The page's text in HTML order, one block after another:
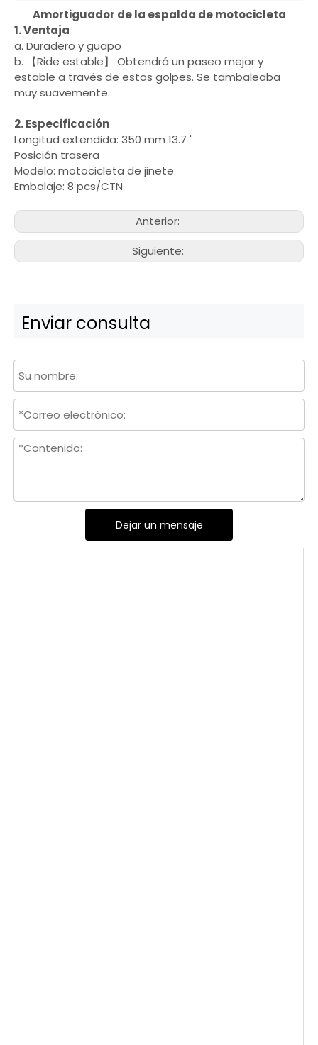
Amortiguador de la espalda de motocicleta
1. Ventaja
a. Duradero y guapo
b. 【Ride estable】 Obtendrá un paseo mejor y
estable a través de estos golpes. Se tambaleaba
muy suavemente.
2. Especificación
Longitud extendida: 350 mm 13.7 '
Posición trasera
Modelo: motocicleta de jinete
Embalaje: 8 pcs/CTN
Anterior:
Siguiente:
Enviar consulta
Dejar un mensaje